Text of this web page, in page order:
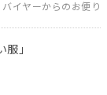
バイヤーからのお便り
」